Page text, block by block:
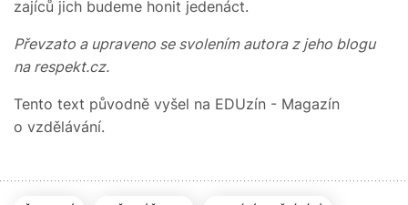
zajíců jich budeme honit jedenáct.
Převzato a upraveno se svolením autora z jeho blogu
na respekt.cz.
Tento text původně vyšel na EDUzín - Magazín
o vzdělávání.